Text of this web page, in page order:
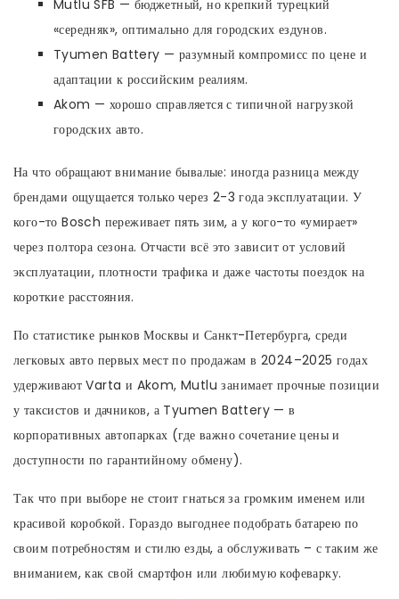
Mutlu SFB — бюджетный, но крепкий турецкий
«середняк», оптимально для городских ездунов.
Tyumen Battery — разумный компромисс по цене и
адаптации к российским реалиям.
Akom — хорошо справляется с типичной нагрузкой
городских авто.
На что обращают внимание бывалые: иногда разница между
брендами ощущается только через 2-3 года эксплуатации. У
кого-то Bosch переживает пять зим, а у кого-то «умирает»
через полтора сезона. Отчасти всё это зависит от условий
эксплуатации, плотности трафика и даже частоты поездок на
короткие расстояния.
По статистике рынков Москвы и Санкт-Петербурга, среди
легковых авто первых мест по продажам в 2024–2025 годах
удерживают Varta и Akom, Mutlu занимает прочные позиции
у таксистов и дачников, а Tyumen Battery — в
корпоративных автопарках (где важно сочетание цены и
доступности по гарантийному обмену).
Так что при выборе не стоит гнаться за громким именем или
красивой коробкой. Гораздо выгоднее подобрать батарею по
своим потребностям и стилю езды, а обслуживать – с таким же
вниманием, как свой смартфон или любимую кофеварку.